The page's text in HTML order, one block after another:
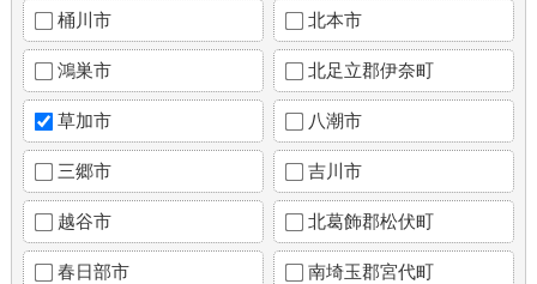
桶川市 北本市
鴻巣市 北足立郡伊奈町
草加市 八潮市
三郷市 吉川市
越谷市 北葛飾郡松伏町
春日部市 南埼玉郡宮代町